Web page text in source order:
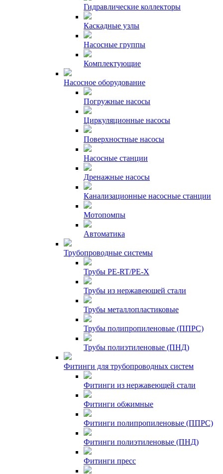
Гидравлические коллекторы
Каскадные узлы
Насосные группы
Комплектующие
Насосное оборудование
Погружные насосы
Циркуляционные насосы
Поверхностные насосы
Насосные станции
Дренажные насосы
Канализационные насосные станции
Мотопомпы
Автоматика
Трубопроводные системы
Трубы PE-RT/PE-X
Трубы из нержавеющей стали
Трубы металлопластиковые
Трубы полипропиленовые (ППРС)
Трубы полиэтиленовые (ПНД)
Фитинги для трубопроводных систем
Фитинги из нержавеющей стали
Фитинги обжимные
Фитинги полипропиленовые (ППРС)
Фитинги полиэтиленовые (ПНД)
Фитинги пресс